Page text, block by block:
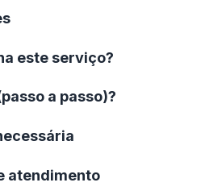
este serviço?
a passo)?
atendimento